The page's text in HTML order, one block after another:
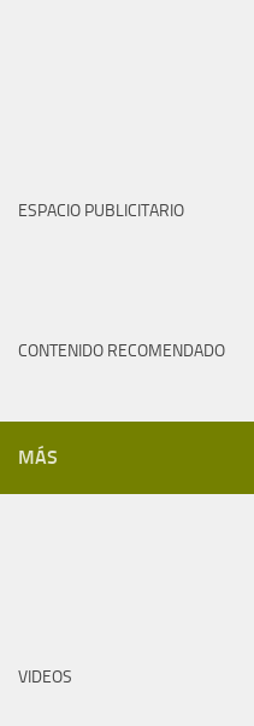
ESPACIO PUBLICITARIO
CONTENIDO RECOMENDADO
MÁS
VIDEOS